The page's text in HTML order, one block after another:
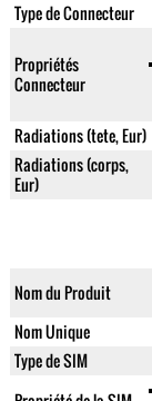
Type de Connecteur
Propriétés
Connecteur
Radiations (tete, Eur)
Radiations (corps,
Eur)
Nom du Produit
Nom Unique
Type de SIM